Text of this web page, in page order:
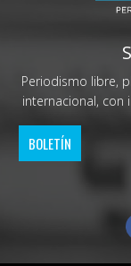
Periodismo libre,
internacional, con
BOLETÍN